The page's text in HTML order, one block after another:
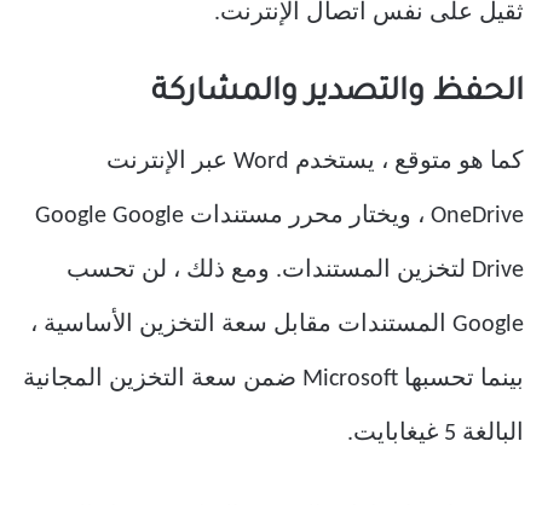
ثقيل على نفس اتصال الإنترنت.
الحفظ والتصدير والمشاركة
كما هو متوقع ، يستخدم Word عبر الإنترنت
OneDrive ، ويختار محرر مستندات Google Google
Drive لتخزين المستندات. ومع ذلك ، لن تحسب
Google المستندات مقابل سعة التخزين الأساسية ،
بينما تحسبها Microsoft ضمن سعة التخزين المجانية
البالغة 5 غيغابايت.